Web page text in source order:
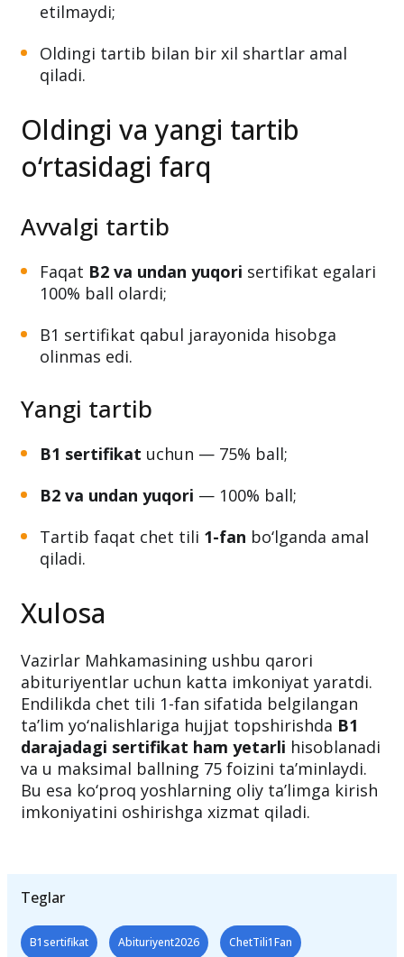
etilmaydi;
Oldingi tartib bilan bir xil shartlar amal
qiladi.
Oldingi va yangi tartib
o‘rtasidagi farq
Avvalgi tartib
Faqat B2 va undan yuqori sertifikat egalari
100% ball olardi;
B1 sertifikat qabul jarayonida hisobga
olinmas edi.
Yangi tartib
B1 sertifikat uchun — 75% ball;
B2 va undan yuqori — 100% ball;
Tartib faqat chet tili 1-fan bo‘lganda amal
qiladi.
Xulosa
Vazirlar Mahkamasining ushbu qarori
abituriyentlar uchun katta imkoniyat yaratdi.
Endilikda chet tili 1-fan sifatida belgilangan
ta’lim yo‘nalishlariga hujjat topshirishda B1
darajadagi sertifikat ham yetarli hisoblanadi
va u maksimal ballning 75 foizini ta’minlaydi.
Bu esa ko‘proq yoshlarning oliy ta’limga kirish
imkoniyatini oshirishga xizmat qiladi.
Teglar
B1sertifikat Abituriyent2026 ChetTili1Fan